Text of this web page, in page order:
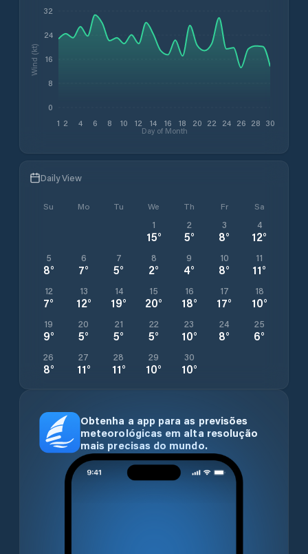
1 2 4 6 8 10 12 14 16 18 20 22 24 26 28 30
Day of Month
0
8
16
24
32
Wind (kt)
Daily View
Su Mo Tu We Th Fr Sa
1
15°
2
5°
3
8°
4
12°
5
8°
6
7°
7
5°
8
2°
9
4°
10
8°
11
11°
12
7°
13
12°
14
19°
15
20°
16
18°
17
17°
18
10°
19
9°
20
5°
21
5°
22
5°
23
10°
24
8°
25
6°
26
8°
27
11°
28
11°
29
10°
30
10°
Obtenha a app para as previsões
meteorológicas em alta resolução
mais precisas do mundo.